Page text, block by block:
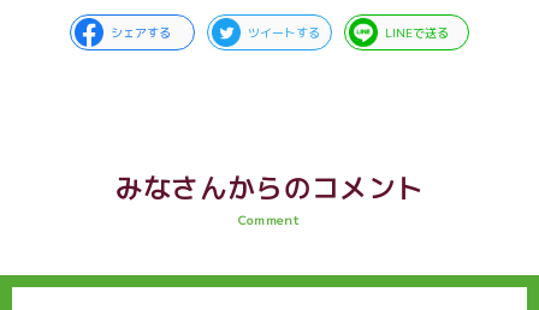
シェアする ツイートする LINEで送る
みなさんからのコメント
Comment